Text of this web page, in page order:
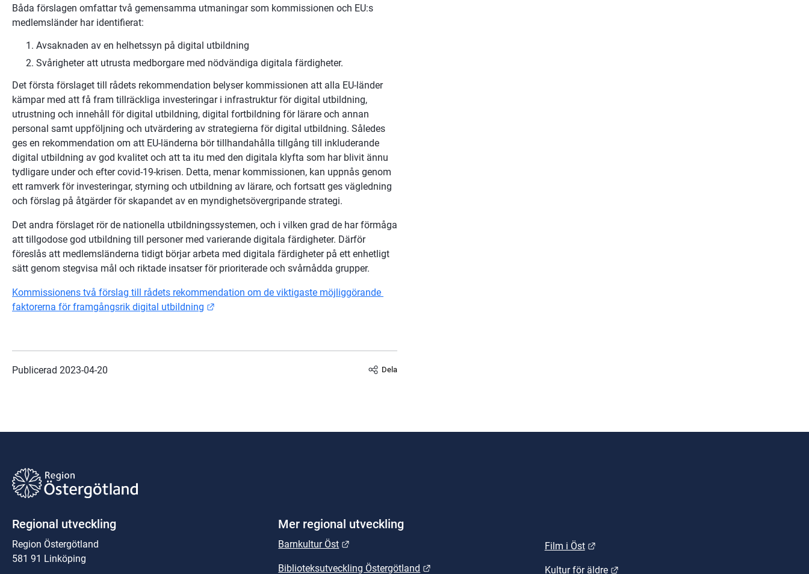
Båda förslagen omfattar två gemensamma utmaningar som kommissionen och EU:s
medlemsländer har identifierat:
Avsaknaden av en helhetssyn på digital utbildning
Svårigheter att utrusta medborgare med nödvändiga digitala färdigheter.
Det första förslaget till rådets rekommendation belyser kommissionen att alla EU-länder
kämpar med att få fram tillräckliga investeringar i infrastruktur för digital utbildning,
utrustning och innehåll för digital utbildning, digital fortbildning för lärare och annan
personal samt uppföljning och utvärdering av strategierna för digital utbildning. Således
ges en rekommendation om att EU-länderna bör tillhandahålla tillgång till inkluderande
digital utbildning av god kvalitet och att ta itu med den digitala klyfta som har blivit ännu
tydligare under och efter covid-19-krisen. Detta, menar kommissionen, kan uppnås genom
ett ramverk för investeringar, styrning och utbildning av lärare, och fortsatt ges vägledning
och förslag på åtgärder för skapandet av en myndighetsövergripande strategi.
Det andra förslaget rör de nationella utbildningssystemen, och i vilken grad de har förmåga
att tillgodose god utbildning till personer med varierande digitala färdigheter. Därför
föreslås att medlemsländerna tidigt börjar arbeta med digitala färdigheter på ett enhetligt
sätt genom stegvisa mål och riktade insatser för prioriterade och svårnådda grupper.
Kommissionens två förslag till rådets rekommendation om de viktigaste möjliggörande
faktorerna för framgångsrik digital utbildning
Publicerad 2023-04-20 Dela
Regional utveckling
Region Östergötland
581 91 Linköping
Mer regional utveckling
Barnkultur Öst
Biblioteksutveckling Östergötland
Film i Öst Länk till annan webbplats.
Kultur för äldre Länk till annan webbplats.